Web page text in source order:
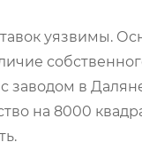
уязвимы.
заводом в
на 8000